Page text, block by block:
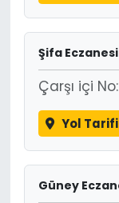
Şifa Eczanesi
Çarşı içi
Yol
Güney